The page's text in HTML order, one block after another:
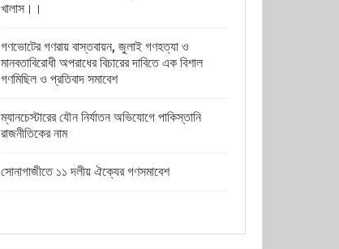
খালাস।।
গণভোটের গণরায় বাস্তবায়ন, জুলাই গণহত্যা ও
মানবতাবিরোধী অপরাধের বিচারের দাবিতে এক বিশাল
গণমিছিল ও প্রতিবাদ সমাবেশ
ম্যানচেস্টারের যৌন নির্যাতন অভিযোগে পাকিস্তানি
রাজনীতিকের নাম
সোনাগাজীতে ১১ দলীয় ঐক্যের গণসমাবেশ